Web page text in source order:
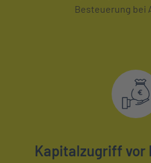
Besteuerung bei
Kapitalzugriff vor